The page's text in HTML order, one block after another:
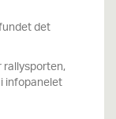
det
infopanelet